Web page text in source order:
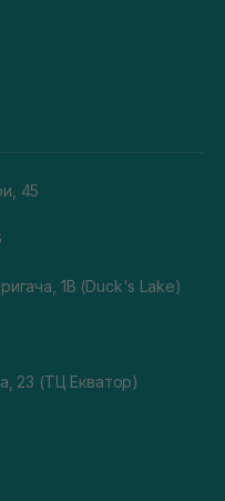
45
1В (Duck's Lake)
23 (ТЦ Екватор)